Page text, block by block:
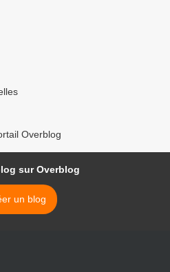
Overblog
sur Overblog
un blog